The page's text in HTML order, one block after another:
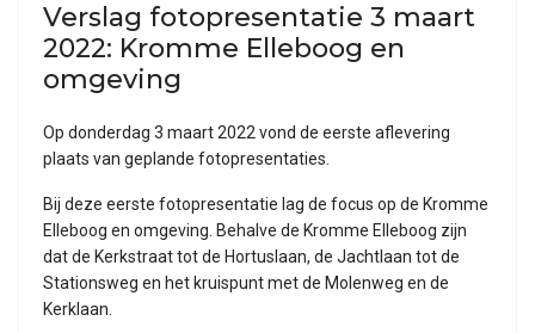
Verslag fotopresentatie 3 maart
2022: Kromme Elleboog en
omgeving
Op donderdag 3 maart 2022 vond de eerste aflevering
plaats van geplande fotopresentaties.
Bij deze eerste fotopresentatie lag de focus op de Kromme
Elleboog en omgeving. Behalve de Kromme Elleboog zijn
dat de Kerkstraat tot de Hortuslaan, de Jachtlaan tot de
Stationsweg en het kruispunt met de Molenweg en de
Kerklaan.